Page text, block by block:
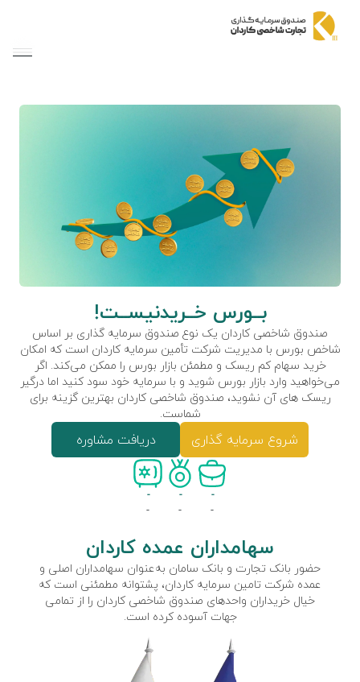
بــورس خــریدنیســت!
صندوق شاخصی کاردان یک نوع صندوق سرمایه گذاری بر اساس
شاخص بورس با مدیریت شرکت تأمین سرمایه کاردان است که امکان
خرید سهام کم ریسک و مطمئن بازار بورس را ممکن می‌کند. اگر
می‌خواهید وارد بازار بورس شوید و با سرمایه خود سود کنید اما درگیر
ریسک های آن نشوید، صندوق شاخصی کاردان بهترین گزینه برای
شماست.
شروع سرمایه گذاری دریافت مشاوره
-
-
-
-
-
-
سهامداران عمده کاردان
حضور بانک تجارت و بانک سامان به‌عنوان سهامداران اصلی و
عمده شرکت تامین سرمایه کاردان، پشتوانه مطمئنی است که
خیال خریداران واحدهای صندوق شاخصی کاردان را از تمامی
جهات آسوده کرده است.